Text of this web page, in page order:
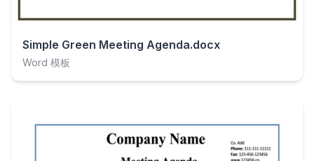
Simple Green Meeting Agenda.docx
Word 模板